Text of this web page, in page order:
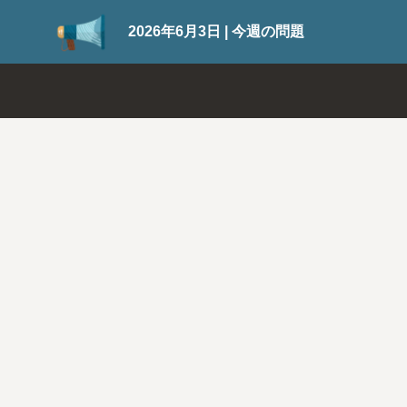
SuiteWorld 2026の登録が開始され